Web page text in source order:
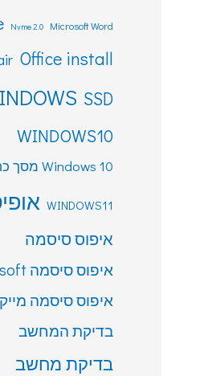
Microsoft Word
Nvme 2.0
Office install
SSD
WINDOWS10
Windows 10 מסך כחול
WINDOWS11
איפוס סיסמה
איפוס סיסמה Microsoft
איפוס סיסמה
בדיקת המחשב
בדיקת מחשב